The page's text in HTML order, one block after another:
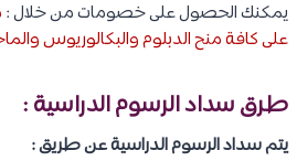
يمكنك الحصول على خصومات من خلال :
على كافة منح الدبلوم والبكالوريوس
طرق سداد الرسوم الدراسية :
يتم سداد الرسوم الدراسية عن طريق :